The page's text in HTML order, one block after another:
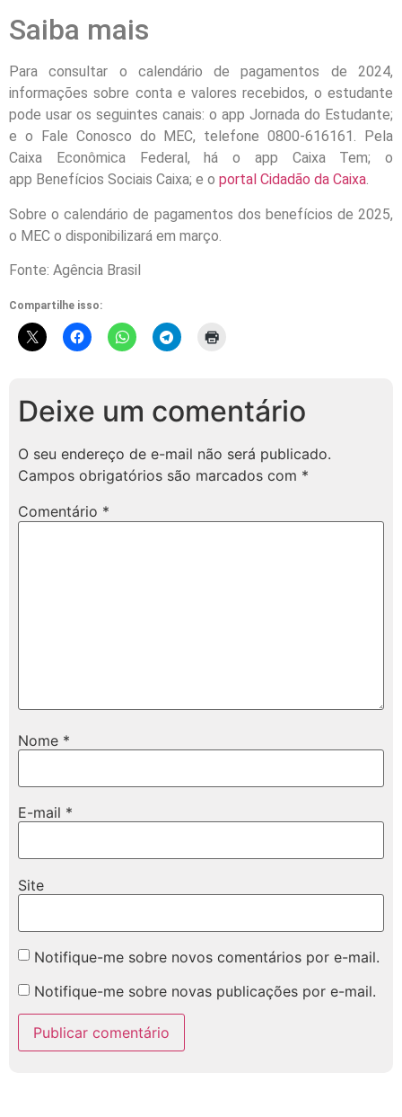
Saiba mais
Para consultar o calendário de pagamentos de 2024,
informações sobre conta e valores recebidos, o estudante
pode usar os seguintes canais: o app Jornada do Estudante;
e o Fale Conosco do MEC, telefone 0800-616161. Pela
Caixa Econômica Federal, há o app Caixa Tem; o
app Benefícios Sociais Caixa; e o portal Cidadão da Caixa.
Sobre o calendário de pagamentos dos benefícios de 2025,
o MEC o disponibilizará em março.
Fonte: Agência Brasil
Compartilhe isso:
Deixe um comentário
O seu endereço de e-mail não será publicado.
Campos obrigatórios são marcados com *
Comentário *
Nome *
E-mail *
Site
Notifique-me sobre novos comentários por e-mail.
Notifique-me sobre novas publicações por e-mail.